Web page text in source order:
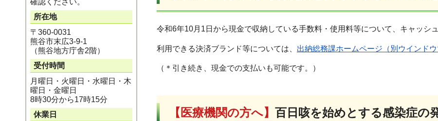
確認ください。
所在地
〒360-0031
熊谷市末広3-9-1
（熊谷地方庁舎2階）
受付時間
月曜日・火曜日・水曜日・木
曜日・金曜日
8時30分から17時15分
休業日
令和6年10月1日から現金で収納している手数料・使用料等について、キャッシ
利用できる決済ブランド等については、 出納総務課ホームページ（別ウインドウ
（＊引き続き、現金での支払いも可能です。）
【医療機関の方へ】 百日咳を始めとする感染症の